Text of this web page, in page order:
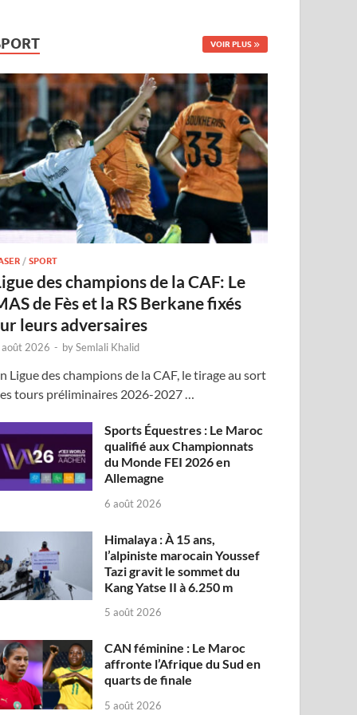
VOIR PLUS
/SPORT
des champions de la CAF: Le
de Fès et la RS Berkane fixés
leurs adversaires
2026 - bySemlali Khalid
Ligue des champions de la CAF, le tirage au sort
tours préliminaires 2026-2027 …
Sports Équestres : Le Maroc
qualifié aux Championnats
du Monde FEI 2026 en
Allemagne
6 août 2026
Himalaya : À 15 ans,
l’alpiniste marocain Youssef
Tazi gravit le sommet du
Kang Yatse II à 6.250 m
5 août 2026
CAN féminine : Le Maroc
affronte l’Afrique du Sud en
quarts de finale
5 août 2026